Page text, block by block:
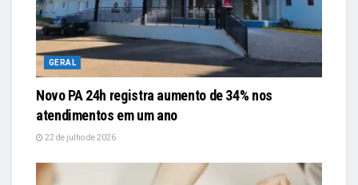
GERAL
Novo PA 24h registra aumento de 34% nos
atendimentos em um ano
22 de julho de 2026